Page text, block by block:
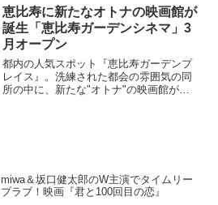
ィーラ 勇者転生』が2018年8月...
恵比寿に新たなオトナの映画館が
誕生「恵比寿ガーデンシネマ」3
月オープン
都内の人気スポット『恵比寿ガーデンプ
レイス』。洗練された都会の雰囲気の同
所の中に、新たな"オトナ"の映画館がオ
miwa＆坂口健太郎のW主演でタイムリー
プラブ！映画『君と100回目の恋』